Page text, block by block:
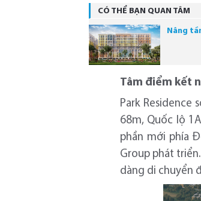
CÓ THỂ BẠN QUAN TÂM
Nâng
Tâm điểm kết
Park Residence
68m, Quốc lộ
phần mới phía
Group phát
dàng di chuyển